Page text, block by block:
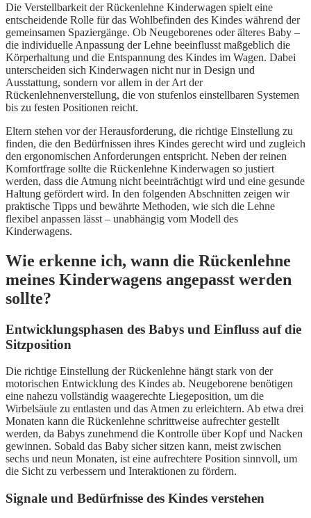
Die Verstellbarkeit der Rückenlehne Kinderwagen spielt eine
entscheidende Rolle für das Wohlbefinden des Kindes während der
gemeinsamen Spaziergänge. Ob Neugeborenes oder älteres Baby –
die individuelle Anpassung der Lehne beeinflusst maßgeblich die
Körperhaltung und die Entspannung des Kindes im Wagen. Dabei
unterscheiden sich Kinderwagen nicht nur in Design und
Ausstattung, sondern vor allem in der Art der
Rückenlehnenverstellung, die von stufenlos einstellbaren Systemen
bis zu festen Positionen reicht.
Eltern stehen vor der Herausforderung, die richtige Einstellung zu
finden, die den Bedürfnissen ihres Kindes gerecht wird und zugleich
den ergonomischen Anforderungen entspricht. Neben der reinen
Komfortfrage sollte die Rückenlehne Kinderwagen so justiert
werden, dass die Atmung nicht beeinträchtigt wird und eine gesunde
Haltung gefördert wird. In den folgenden Abschnitten zeigen wir
praktische Tipps und bewährte Methoden, wie sich die Lehne
flexibel anpassen lässt – unabhängig vom Modell des
Kinderwagens.
Wie erkenne ich, wann die Rückenlehne
meines Kinderwagens angepasst werden
sollte?
Entwicklungsphasen des Babys und Einfluss auf die
Sitzposition
Die richtige Einstellung der Rückenlehne hängt stark von der
motorischen Entwicklung des Kindes ab. Neugeborene benötigen
eine nahezu vollständig waagerechte Liegeposition, um die
Wirbelsäule zu entlasten und das Atmen zu erleichtern. Ab etwa drei
Monaten kann die Rückenlehne schrittweise aufrechter gestellt
werden, da Babys zunehmend die Kontrolle über Kopf und Nacken
gewinnen. Sobald das Baby sicher sitzen kann, meist zwischen
sechs und neun Monaten, ist eine aufrechtere Position sinnvoll, um
die Sicht zu verbessern und Interaktionen zu fördern.
Signale und Bedürfnisse des Kindes verstehen